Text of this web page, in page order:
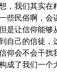
，我们其实在
些民俗啊，会
是让信仰能够
自己的信徒，
仰会不会干扰
成了我们一个